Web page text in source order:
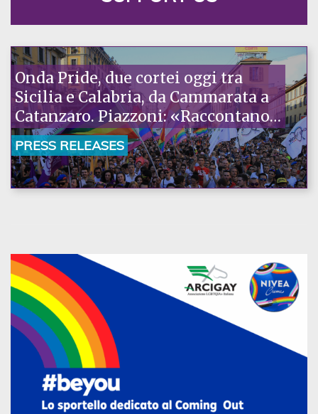
Onda Pride, due cortei oggi tra
Sicilia e Calabria, da Cammarata a
Catanzaro. Piazzoni: «Raccontano
la nostra ostinazione»
PRESS RELEASES